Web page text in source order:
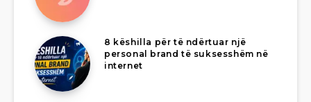
8 këshilla për të ndërtuar një
personal brand të suksesshëm në
internet